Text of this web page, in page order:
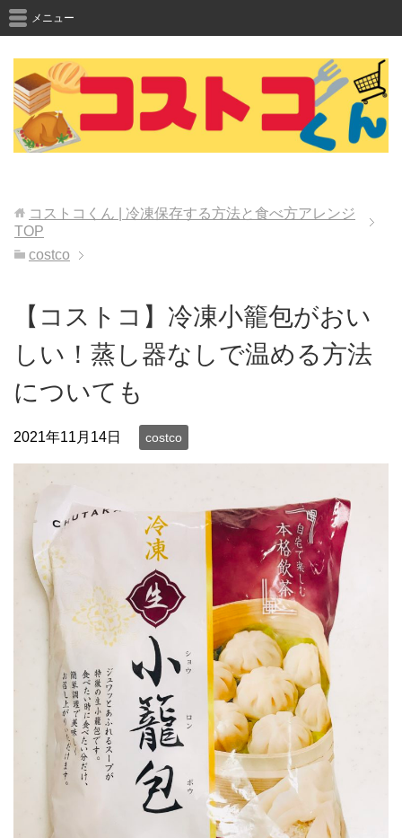
メニュー
コストコくん | 冷凍保存する方法と食べ方アレンジ
TOP
costco
【コストコ】冷凍小籠包がおい
しい！蒸し器なしで温める方法
についても
2021年11月14日 costco